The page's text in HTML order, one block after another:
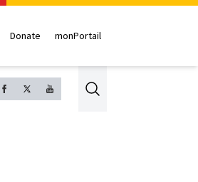
Donate monPortail
Search